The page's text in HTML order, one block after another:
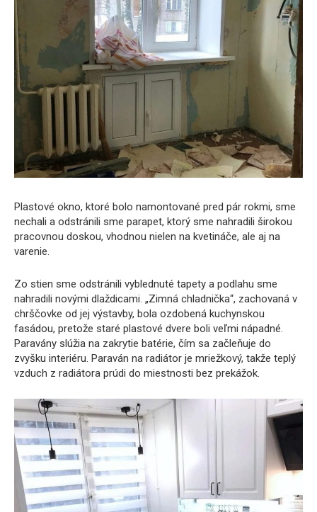
Plastové okno, ktoré bolo namontované pred pár rokmi, sme
nechali a odstránili sme parapet, ktorý sme nahradili širokou
pracovnou doskou, vhodnou nielen na kvetináče, ale aj na
varenie.
Zo stien sme odstránili vyblednuté tapety a podlahu sme
nahradili novými dlaždicami. „Zimná chladnička“, zachovaná v
chrščovke od jej výstavby, bola ozdobená kuchynskou
fasádou, pretože staré plastové dvere boli veľmi nápadné.
Paravány slúžia na zakrytie batérie, čím sa začleňuje do
zvyšku interiéru. Paraván na radiátor je mriežkový, takže teplý
vzduch z radiátora prúdi do miestnosti bez prekážok.